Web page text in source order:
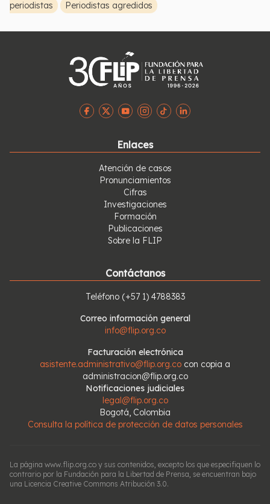
periodistas
Periodistas agredidos
Enlaces
Atención de casos
Pronunciamientos
Cifras
Investigaciones
Formación
Publicaciones
Sobre la FLIP
Contáctanos
Teléfono (+57 1) 4788383
Correo información general
info@flip.org.co
Facturación electrónica
asistente.administrativo@flip.org.co con copia a
administracion@flip.org.co
Notificaciones judiciales
legal@flip.org.co
Bogotá, Colombia
Consulta la política de protección de datos personales
La página www.flip.org.co y sus contenidos, excepto los que especifiquen lo
contrario por la Fundación para la Libertad de Prensa, se encuentran bajo
una Licencia Creative Commons Atribución 3.0.